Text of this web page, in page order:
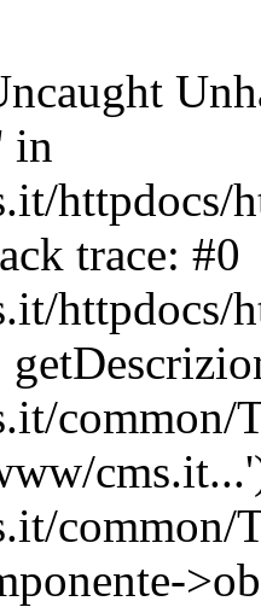
in
httpdocs/
trace: #0
httpdocs/
common/
common/